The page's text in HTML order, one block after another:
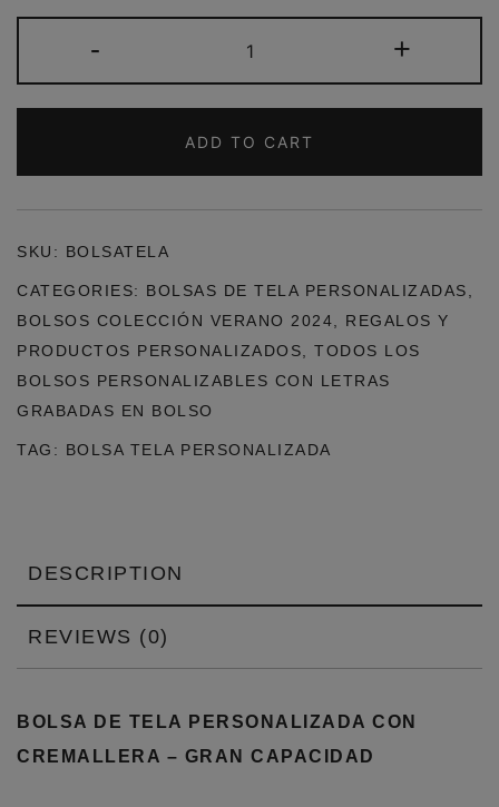
-
PERSONALIZADA
QUANTITY
+
ADD TO CART
SKU: BOLSATELA
CATEGORIES: BOLSAS DE TELA PERSONALIZADAS
BOLSOS COLECCIÓN VERANO 2024
REGALOS Y
PRODUCTOS PERSONALIZADOS
TODOS LOS
BOLSOS PERSONALIZABLES CON LETRAS
GRABADAS EN BOLSO
TAG: BOLSA TELA PERSONALIZADA
DESCRIPTION
REVIEWS (0)
BOLSA DE TELA PERSONALIZADA CON
CREMALLERA – GRAN CAPACIDAD